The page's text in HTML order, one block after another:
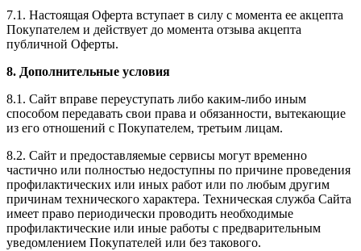
7.1. Настоящая Оферта вступает в силу с момента ее акцепта
Покупателем и действует до момента отзыва акцепта
публичной Оферты.
8. Дополнительные условия
8.1. Сайт вправе переуступать либо каким-либо иным
способом передавать свои права и обязанности, вытекающие
из его отношений с Покупателем, третьим лицам.
8.2. Сайт и предоставляемые сервисы могут временно
частично или полностью недоступны по причине проведения
профилактических или иных работ или по любым другим
причинам технического характера. Техническая служба Сайта
имеет право периодически проводить необходимые
профилактические или иные работы с предварительным
уведомлением Покупателей или без такового.